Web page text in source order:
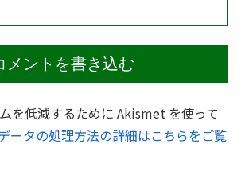
メントを書き込む
を低減するために Akismet を使って
ータの処理方法の詳細はこちらをご覧